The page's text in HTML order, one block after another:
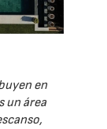
en
un área